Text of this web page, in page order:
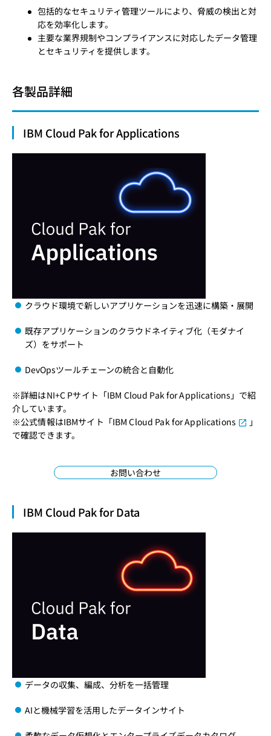
包括的なセキュリティ管理ツールにより、脅威の検出と対
応を効率化します。
主要な業界規制やコンプライアンスに対応したデータ管理
とセキュリティを提供します。
各製品詳細
IBM Cloud Pak for Applications
クラウド環境で新しいアプリケーションを迅速に構築・展開
既存アプリケーションのクラウドネイティブ化（モダナイ
ズ）をサポート
DevOpsツールチェーンの統合と自動化
※詳細はNI+C Pサイト「IBM Cloud Pak for Applications 」で紹
介しています。
※公式情報はIBMサイト「IBM Cloud Pak for Applications
」
で確認できます。
お問い合わせ
IBM Cloud Pak for Data
データの収集、編成、分析を一括管理
AIと機械学習を活用したデータインサイト